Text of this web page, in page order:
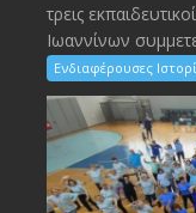
τρεις
Ιωαννίνων
Ενδιαφέρουσες